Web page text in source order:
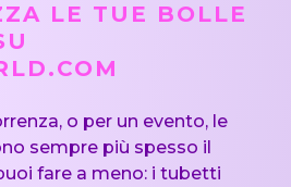
LE TUE BOLLE
o per un evento, le
sempre più spesso il
fare a meno: i tubetti